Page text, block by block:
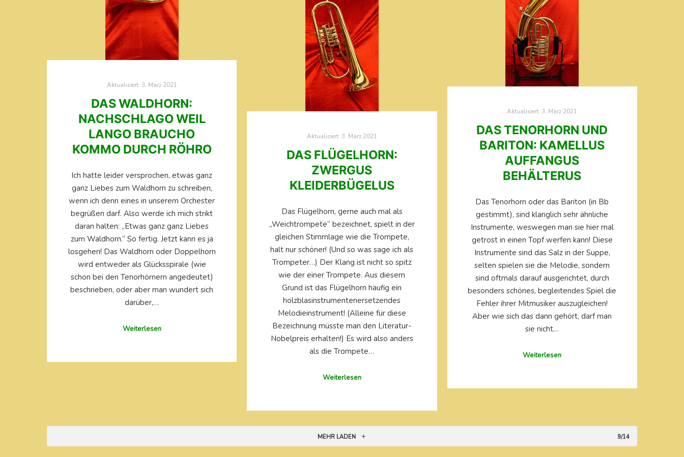
Aktualisiert: 3. März 2021
DAS WALDHORN:
NACHSCHLAGO WEIL
LANGO BRAUCHO
KOMMO DURCH RÖHRO
Ich hatte leider versprochen, etwas ganz
ganz Liebes zum Waldhorn zu schreiben,
wenn ich denn eines in unserem Orchester
begrüßen darf. Also werde ich mich strikt
daran halten: „Etwas ganz ganz Liebes
zum Waldhorn.“ So fertig. Jetzt kann es ja
losgehen! Das Waldhorn oder Doppelhorn
wird entweder als Glücksspirale (wie
schon bei den Tenorhörnern angedeutet)
beschrieben, oder aber man wundert sich
darüber,…
Weiterlesen
Aktualisiert: 3. März 2021
DAS TENORHORN UND
BARITON: KAMELLUS
AUFFANGUS
BEHÄLTERUS
Das Tenorhorn oder das Bariton (in Bb
gestimmt), sind klanglich sehr ähnliche
Instrumente, weswegen man sie hier mal
getrost in einen Topf werfen kann! Diese
Instrumente sind das Salz in der Suppe,
selten spielen sie die Melodie, sondern
sind oftmals darauf ausgerichtet, durch
besonders schönes, begleitendes Spiel die
Fehler ihrer Mitmusiker auszugleichen!
Aber wie sich das dann gehört, darf man
sie nicht…
Weiterlesen
Aktualisiert: 3. März 2021
DAS FLÜGELHORN:
ZWERGUS
KLEIDERBÜGELUS
Das Flügelhorn, gerne auch mal als
„Weichtrompete“ bezeichnet, spielt in der
gleichen Stimmlage wie die Trompete,
halt nur schöner! (Und so was sage ich als
Trompeter…) Der Klang ist nicht so spitz
wie der einer Trompete. Aus diesem
Grund ist das Flügelhorn häufig ein
holzblasinstrumentenersetzendes
Melodieinstrument! (Alleine für diese
Bezeichnung müsste man den Literatur-
Nobelpreis erhalten!) Es wird also anders
als die Trompete…
Weiterlesen
MEHR LADEN 9/14